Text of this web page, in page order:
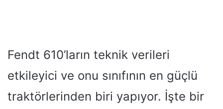
Fendt 610’ların teknik verileri
etkileyici ve onu sınıfının en güçlü
traktörlerinden biri yapıyor. İşte bir